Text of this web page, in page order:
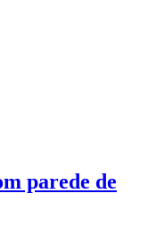
parede de